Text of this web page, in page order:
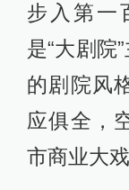
步入第一
是“大剧院
的剧院风
应俱全，
市商业大